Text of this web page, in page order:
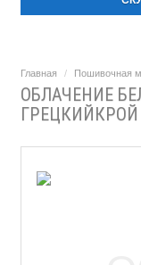
Главная Пошивочная
ОБЛАЧЕНИЕ